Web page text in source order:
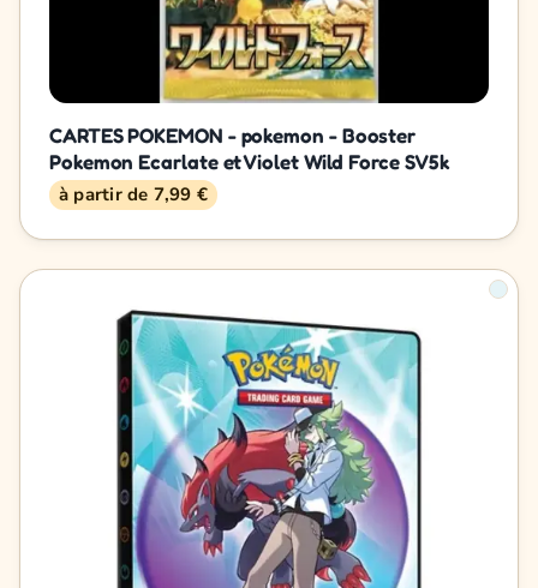
CARTES POKEMON - pokemon - Booster
Pokemon Ecarlate et Violet Wild Force SV5k
à partir de 7,99 €